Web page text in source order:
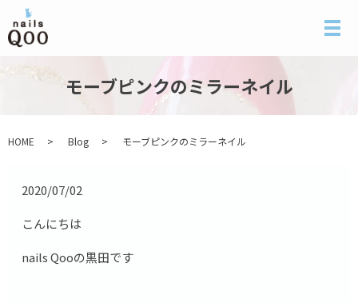
メ
モーブピンクのミラーネイル
HOME Blog モーブピンクのミラーネイル
2020/07/02
こんにちは
nails Qooの黒田です